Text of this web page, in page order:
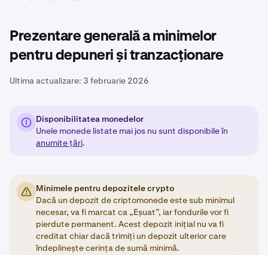
Prezentare generală a minimelor
pentru depuneri și tranzacționare
Ultima actualizare: 3 februarie 2026
Disponibilitatea monedelor
Unele monede listate mai jos nu sunt disponibile în
anumite țări.
Minimele pentru depozitele crypto
Dacă un depozit de criptomonede este sub minimul
necesar, va fi marcat ca „Eșuat”, iar fondurile vor fi
pierdute permanent. Acest depozit inițial nu va fi
creditat chiar dacă trimiți un depozit ulterior care
îndeplinește cerința de sumă minimă.